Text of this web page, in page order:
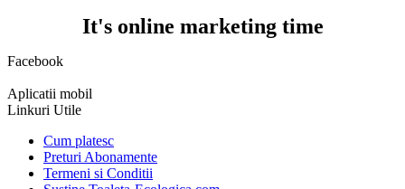
It's online marketing time
Facebook
Aplicatii mobil
Linkuri Utile
Cum platesc
Preturi Abonamente
Termeni si Conditii